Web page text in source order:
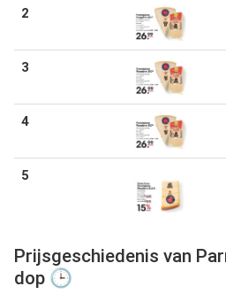
2
3
4
5
Prijsgeschiedenis van
dop 🕒